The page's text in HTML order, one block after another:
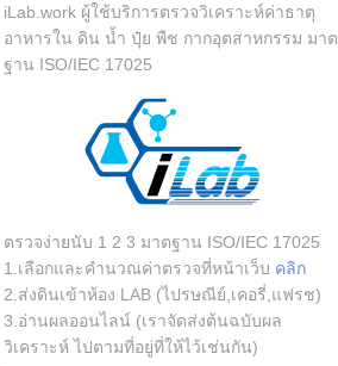
iLab.work ผู้ใช้บริการตรวจวิเคราะห์ค่าธาตุ
อาหารใน ดิน น้ำ ปุ๋ย พืช กากอุตสาหกรรม มาต
ฐาน ISO/IEC 17025
ตรวจง่ายนับ 1 2 3 มาตฐาน ISO/IEC 17025
1.เลือกและคำนวณค่าตรวจที่หน้าเว็บ คลิก
2.ส่งดินเข้าห้อง LAB (ไปรษณีย์,เคอรี่,แฟรช)
3.อ่านผลออนไลน์ (เราจัดส่งต้นฉบับผล
วิเคราะห์ ไปตามที่อยู่ที่ให้ไว้เช่นกัน)